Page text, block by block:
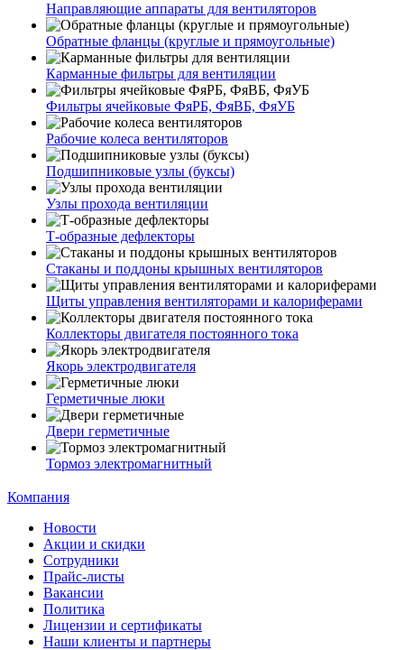
Направляющие аппараты для вентиляторов
Обратные фланцы (круглые и прямоугольные)
Карманные фильтры для вентиляции
Фильтры ячейковые ФяРБ, ФяВБ, ФяУБ
Рабочие колеса вентиляторов
Подшипниковые узлы (буксы)
Узлы прохода вентиляции
Т-образные дефлекторы
Стаканы и поддоны крышных вентиляторов
Щиты управления вентиляторами и калориферами
Коллекторы двигателя постоянного тока
Якорь электродвигателя
Герметичные люки
Двери герметичные
Тормоз электромагнитный
Компания
Новости
Акции и скидки
Сотрудники
Прайс-листы
Вакансии
Политика
Лицензии и сертификаты
Наши клиенты и партнеры